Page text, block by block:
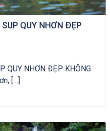
QUY NHƠN ĐẸP
QUY NHƠN ĐẸP KHÔNG
[…]